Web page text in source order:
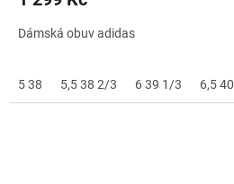
Dámská obuv adidas
5 38 5,5 38 2/3 6 39 1/3 6,5 40